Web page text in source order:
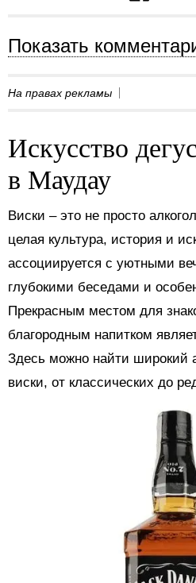
Показать
На правах рекламы
Искусство
в Маудау
Виски – это не просто
целая культура, история и
ассоциируется с уютными
глубокими беседами и
Прекрасным местом для
благородным напитком
Здесь можно найти широкий
виски, от классических до